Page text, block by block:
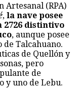
Artesanal (RPA)
, la nave posee
2726 distintivo
, aunque posee
de Talcahuano.
de Quellón y
pero
de
y uno de Lebu.